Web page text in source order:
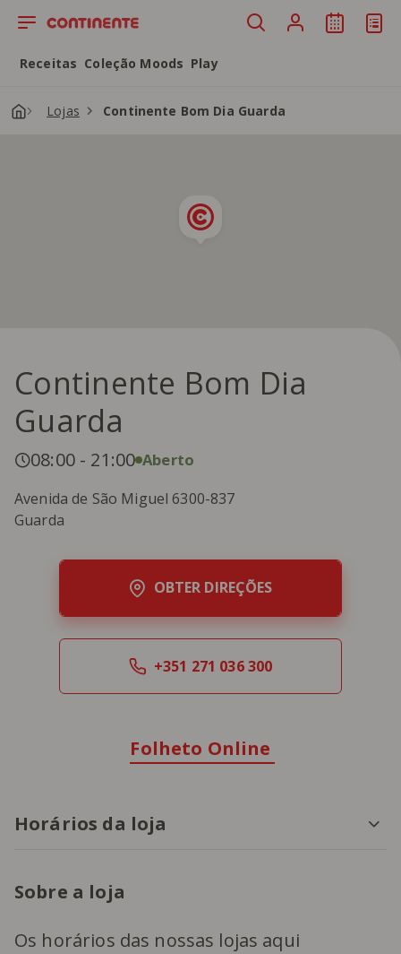
Saltar para o conteúdo principal
Receitas Coleção Moods Play
Lojas Continente Bom Dia Guarda
Continente Bom Dia
Guarda
08:00 - 21:00 Aberto
Avenida de São Miguel 6300-837
Guarda
OBTER DIREÇÕES
+351 271 036 300
Folheto Online
Horários da loja
Sobre a loja
Os horários das nossas lojas aqui